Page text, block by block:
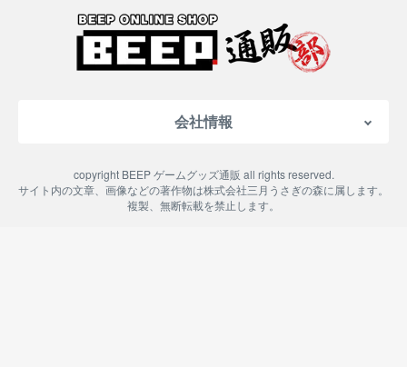
会社情報
特定商取引法に基づく表記
copyright BEEP ゲームグッズ通販 all rights reserved.
サイト内の文章、画像などの著作物は株式会社三月うさぎの森に属します。
複製、無断転載を禁止します。